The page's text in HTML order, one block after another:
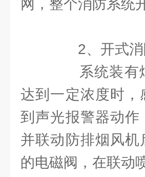
网，整个消防系统
2、开式消
系统装有烟
达到一定浓度时
到声光报警器动
并联动防排烟风
的电磁阀，在联动